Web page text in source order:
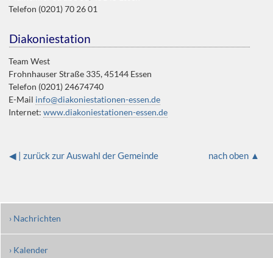
Telefon (0201) 70 26 01
Diakoniestation
Team West
Frohnhauser Straße 335, 45144 Essen
Telefon (0201) 24674740
E-Mail info@diakoniestationen-essen.de
Internet:www.diakoniestationen-essen.de
◀ | zurück zur Auswahl der Gemeinde nach oben ▲
› Nachrichten
› Kalender